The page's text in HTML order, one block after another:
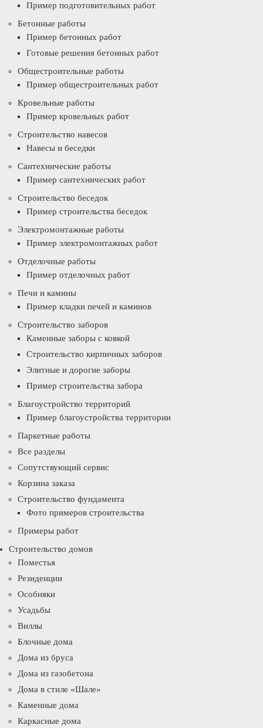
Пример подготовительных работ
Бетонные работы
Пример бетонных работ
Готовые решения бетонных работ
Общестроительные работы
Пример общестроительных работ
Кровельные работы
Пример кровельных работ
Строительство навесов
Навесы и беседки
Сантехнические работы
Пример сантехнических работ
Строительство беседок
Пример строительства беседок
Электромонтажные работы
Пример электромонтажных работ
Отделочные работы
Пример отделочных работ
Печи и камины
Пример кладки печей и каминов
Строительство заборов
Каменные заборы с ковкой
Строительство кирпичных заборов
Элитные и дорогие заборы
Пример строительства забора
Благоустройство территорий
Пример благоустройства территории
Паркетные работы
Все разделы
Сопутствующий сервис
Корзина заказа
Строительство фундамента
Фото примеров строительства
Примеры работ
Строительство домов
Поместья
Резиденции
Особняки
Усадьбы
Виллы
Блочные дома
Дома из бруса
Дома из газобетона
Дома в стиле «Шале»
Каменные дома
Каркасные дома